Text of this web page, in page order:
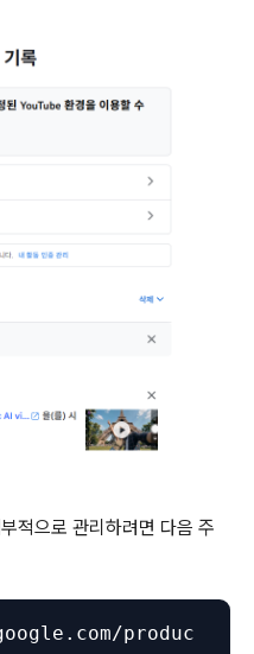
적으로 관리하려면 다음 주
produc